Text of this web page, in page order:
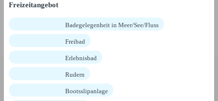
Freizeitangebot
Badegelegenheit in Meer/See/Fluss
Freibad
Erlebnisbad
Rudern
Bootsslipanlage